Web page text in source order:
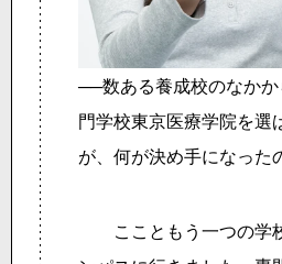
──数ある養成校のなか
門学校東京医療学院を選
が、何が決め手になった
ここともう一つの学